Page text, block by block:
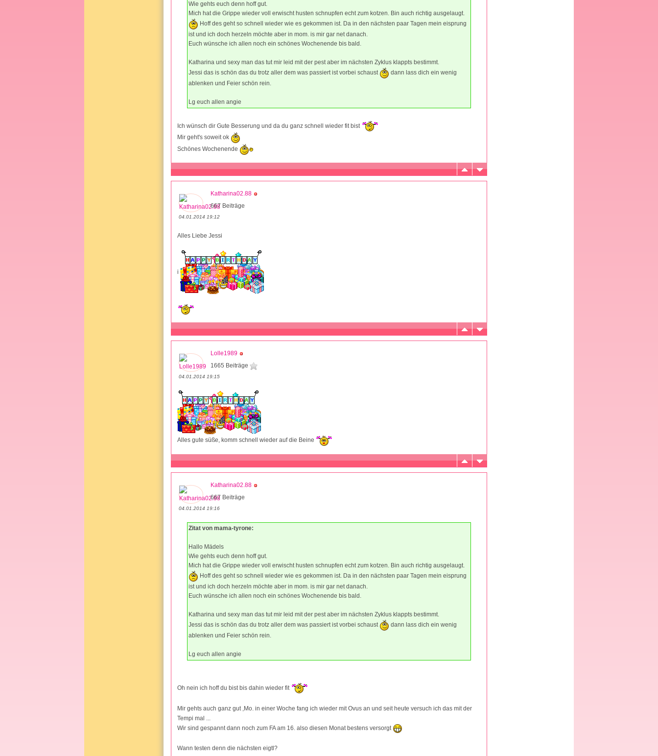
Wie gehts euch denn hoff gut.
Mich hat die Grippe wieder voll erwischt husten schnupfen echt zum kotzen. Bin auch richtig ausgelaugt.
Hoff des geht so schnell wieder wie es gekommen ist. Da in den nächsten paar Tagen mein eisprung
ist und ich doch herzeln möchte aber in mom. is mir gar net danach.
Euch wünsche ich allen noch ein schönes Wochenende bis bald.
Katharina und sexy man das tut mir leid mit der pest aber im nächsten Zyklus klappts bestimmt.
Jessi das is schön das du trotz aller dem was passiert ist vorbei schaust
dann lass dich ein wenig
ablenken und Feier schön rein.
Lg euch allen angie
Ich wünsch dir Gute Besserung und da du ganz schnell wieder fit bist
Mir geht's soweit ok
Schönes Wochenende
Katharina02.88
667 Beiträge
04.01.2014 19:12
Alles Liebe Jessi
i
Lolle1989
1665 Beiträge
04.01.2014 19:15
Alles gute süße, komm schnell wieder auf die Beine
Katharina02.88
667 Beiträge
04.01.2014 19:16
Zitat von mama-tyrone:
Hallo Mädels
Wie gehts euch denn hoff gut.
Mich hat die Grippe wieder voll erwischt husten schnupfen echt zum kotzen. Bin auch richtig ausgelaugt.
Hoff des geht so schnell wieder wie es gekommen ist. Da in den nächsten paar Tagen mein eisprung
ist und ich doch herzeln möchte aber in mom. is mir gar net danach.
Euch wünsche ich allen noch ein schönes Wochenende bis bald.
Katharina und sexy man das tut mir leid mit der pest aber im nächsten Zyklus klappts bestimmt.
Jessi das is schön das du trotz aller dem was passiert ist vorbei schaust
dann lass dich ein wenig
ablenken und Feier schön rein.
Lg euch allen angie
Oh nein ich hoff du bist bis dahin wieder fit
Mir gehts auch ganz gut ,Mo. in einer Woche fang ich wieder mit Ovus an und seit heute versuch ich das mit der
Tempi mal ...
Wir sind gespannt dann noch zum FA am 16. also diesen Monat bestens versorgt
Wann testen denn die nächsten eigtl?